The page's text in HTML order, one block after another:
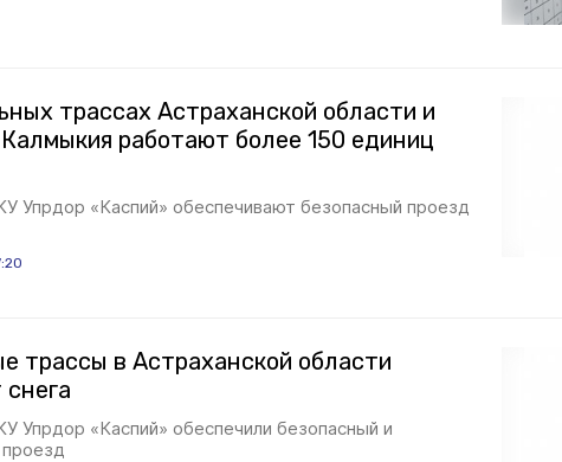
трассах Астраханской области и
работают более 150 единиц
Упрдор «Каспий» обеспечивают безопасный проезд
трассы в Астраханской области
Упрдор «Каспий» обеспечили безопасный и